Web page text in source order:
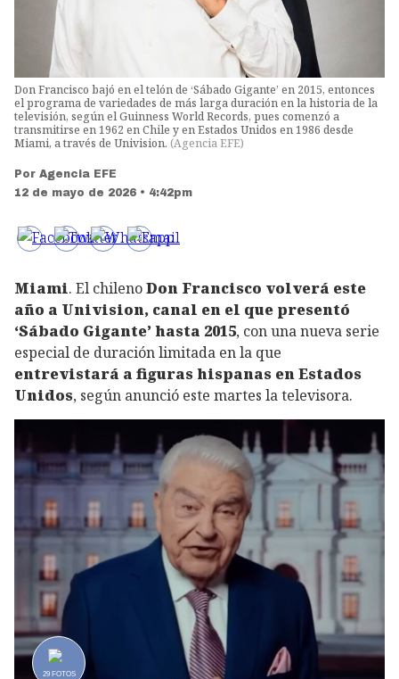
Don Francisco bajó en el telón de ‘Sábado Gigante’ en 2015, entonces
el programa de variedades de más larga duración en la historia de la
televisión, según el Guinness World Records, pues comenzó a
transmitirse en 1962 en Chile y en Estados Unidos en 1986 desde
Miami, a través de Univision. (Agencia EFE)
Por Agencia EFE
12 de mayo de 2026 • 4:42pm
Miami. El chilenoDon Francisco volverá este
año a Univision, canal en el que presentó
‘Sábado Gigante’ hasta 2015, con una nueva serie
especial de duración limitada en la que
entrevistará a figuras hispanas en Estados
Unidos, según anunció este martes la televisora.
29FOTOS